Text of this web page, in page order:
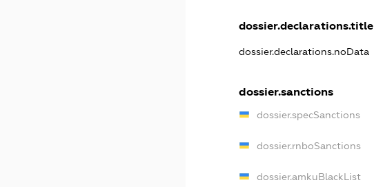
dossier.declarations.title
dossier.declarations.noData
dossier.sanctions
dossier.specSanctions
dossier.rnboSanctions
dossier.amkuBlackList